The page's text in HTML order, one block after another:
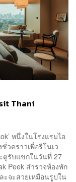
Thani
หนึ่งในโรงแรมไอ
วคราวเพื่อรีโนเว
ตูรับแขกในวันที่ 27
Peek สำรวจห้องพัก
ะจะสวยเหมือนรูปใน